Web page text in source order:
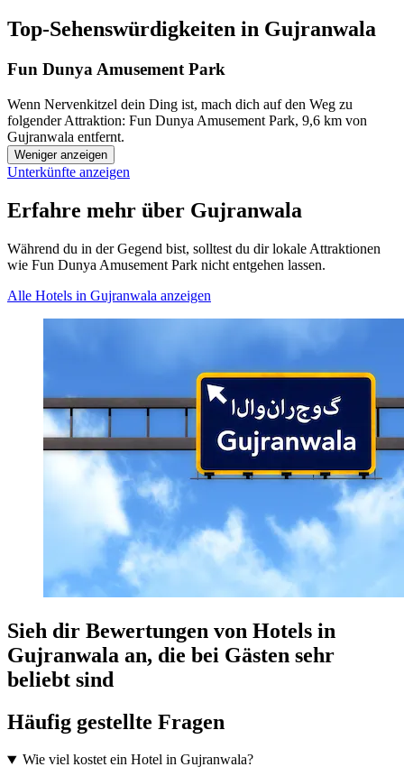
Top-Sehenswürdigkeiten in Gujranwala
Fun Dunya Amusement Park
Wenn Nervenkitzel dein Ding ist, mach dich auf den Weg zu
folgender Attraktion: Fun Dunya Amusement Park, 9,6 km von
Gujranwala entfernt.
Weniger anzeigen
Unterkünfte anzeigen
Erfahre mehr über Gujranwala
Während du in der Gegend bist, solltest du dir lokale Attraktionen
wie Fun Dunya Amusement Park nicht entgehen lassen.
Alle Hotels in Gujranwala anzeigen
Sieh dir Bewertungen von Hotels in
Gujranwala an, die bei Gästen sehr
beliebt sind
Häufig gestellte Fragen
Wie viel kostet ein Hotel in Gujranwala?